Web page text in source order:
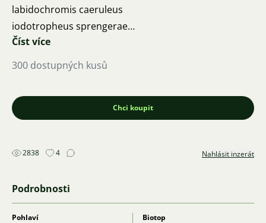
labidochromis caeruleus
iodotropheus sprengerae
Pseudotropheus acei
Číst více
300 dostupných kusů
Chci koupit
2838 4 Nahlásit inzerát
Podrobnosti
Pohlaví
Biotop